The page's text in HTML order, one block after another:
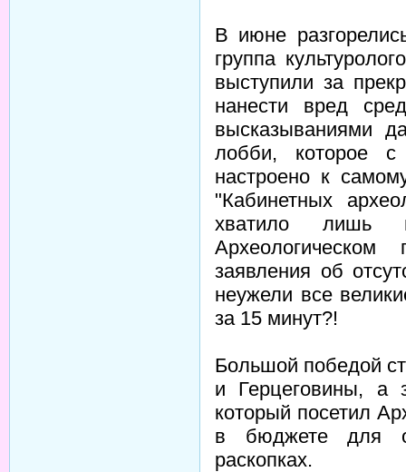
В июне
группа
выступили за
нанести вред
высказываниями
лобби, которое с
настроено к
"Кабинетных
хватило
заявления об
неужели все
за 15 минут?!
Большой победой
и Герцеговины, а
который посетил
в бюджете для
раскопках.